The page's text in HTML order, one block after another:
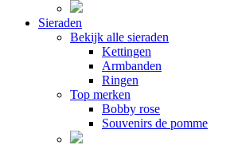
Sieraden
Bekijk alle sieraden
Kettingen
Armbanden
Ringen
Top merken
Bobby rose
Souvenirs de pomme